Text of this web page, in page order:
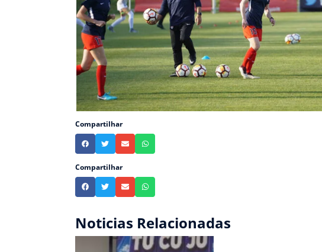
Compartilhar
Compartilhar
Noticias Relacionadas